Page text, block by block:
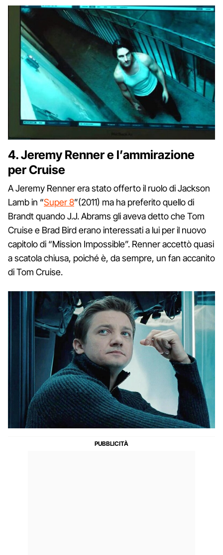
4. Jeremy Renner e l’ammirazione
per Cruise
A Jeremy Renner era stato offerto il ruolo di Jackson
Lamb in “Super 8”(2011) ma ha preferito quello di
Brandt quando J.J. Abrams gli aveva detto che Tom
Cruise e Brad Bird erano interessati a lui per il nuovo
capitolo di “Mission Impossible”. Renner accettò quasi
a scatola chiusa, poiché è, da sempre, un fan accanito
di Tom Cruise.